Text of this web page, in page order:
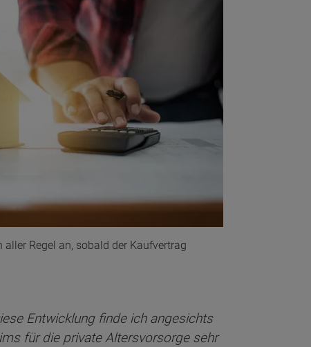
Regel an, sobald der Kaufvertrag
Entwicklung finde ich angesichts
für die private Altersvorsorge sehr